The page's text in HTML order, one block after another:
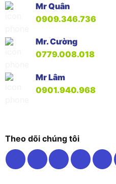
Mr Quân
0909.346.736
Mr. Cường
0779.008.018
Mr Lâm
0901.940.968
Theo dõi chúng tôi